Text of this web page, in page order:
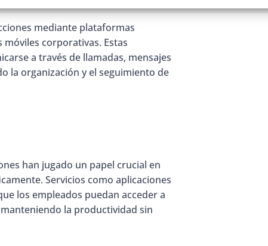
mediante plataformas
móviles corporativas. Estas
a través de llamadas, mensajes
la organización y el seguimiento de
han jugado un papel crucial en
Servicios como aplicaciones
los empleados puedan acceder a
la productividad sin